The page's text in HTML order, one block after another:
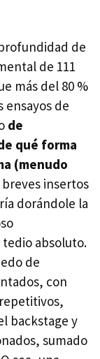
de
de 111
más del 80 %
de
de
qué forma
(menudo
insertos
dorándole la
absoluto.
de
con
backstage y
sumado